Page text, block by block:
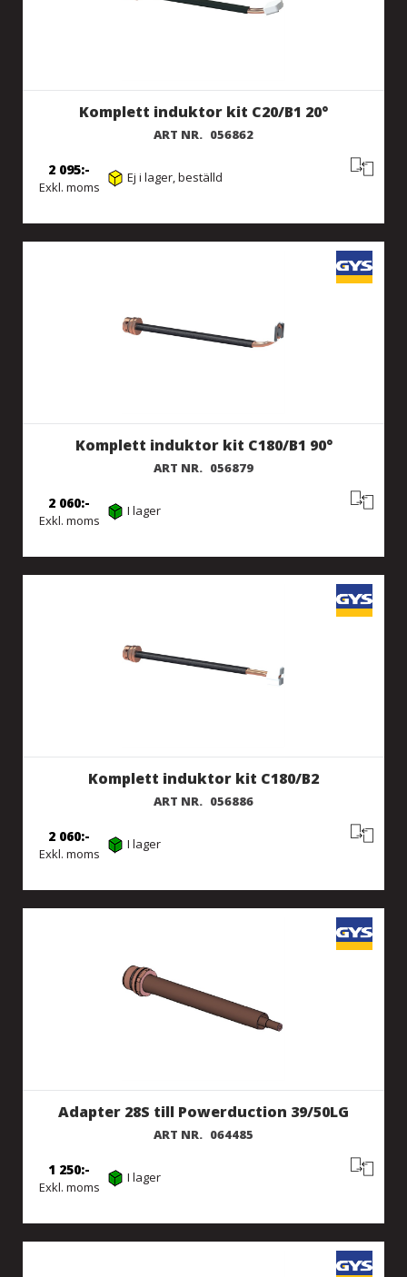
Komplett induktor kit C20/B1 20°
ART NR. 056862
Exkl. moms
2 095 Ej i lager, beställd
Komplett induktor kit C180/B1 90°
ART NR. 056879
Exkl. moms
2 060 I lager
Komplett induktor kit C180/B2
ART NR. 056886
Exkl. moms
2 060 I lager
Adapter 28S till Powerduction 39/50LG
ART NR. 064485
Exkl. moms
1 250 I lager